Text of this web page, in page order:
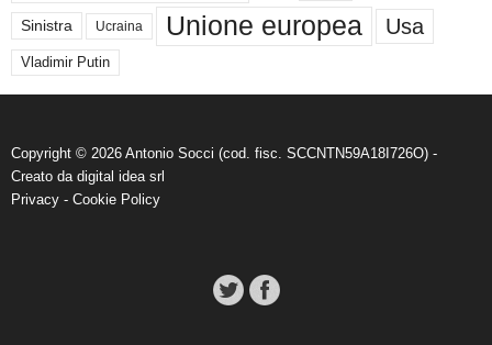
Sinistra Ucraina Unione europea Usa
Vladimir Putin
Copyright © 2026 Antonio Socci (cod. fisc. SCCNTN59A18I726O) -
Creato da digital idea srl
Privacy - Cookie Policy